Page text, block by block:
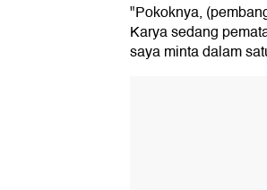
"Pokoknya,
Karya sedang
saya minta dalam